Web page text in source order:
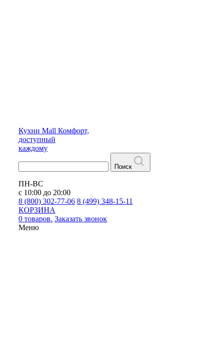
Кухни Mall Комфорт,
доступный
каждому
Поиск
ПН-ВС
с 10:00 до 20:00
8 (800) 302-77-06 8 (499) 348-15-11
КОРЗИНА
0 товаров. Заказать звонок
Меню